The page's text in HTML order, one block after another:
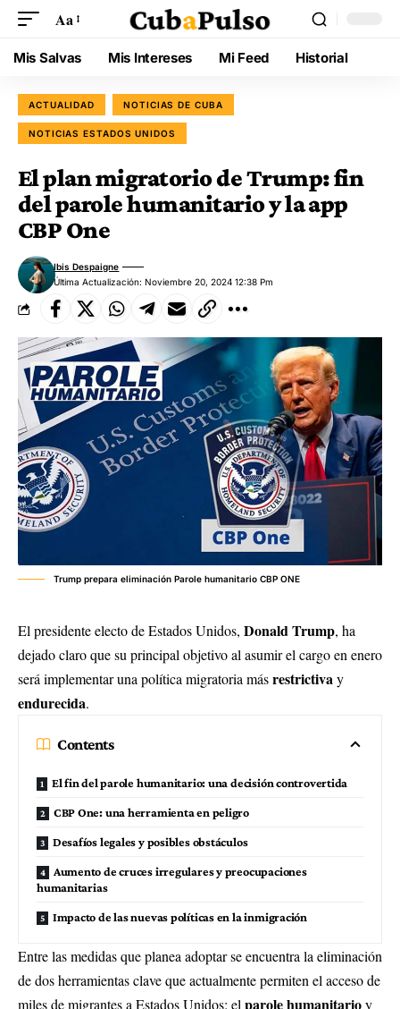
Aa
Mis Salvas Mis Intereses Mi Feed Historial
ACTUALIDAD NOTICIAS DE CUBA
NOTICIAS ESTADOS UNIDOS
El plan migratorio de Trump: fin
del parole humanitario y la app
CBP One
Última Actualización: Noviembre 20, 2024 12:38 Pm
Ibis Despaigne
Trump prepara eliminación Parole humanitario CBP ONE
El presidente electo de Estados Unidos, Donald Trump, ha
dejado claro que su principal objetivo al asumir el cargo en enero
será implementar una política migratoria másrestrictivay
endurecida.
Contents
El fin del parole humanitario: una decisión controvertida
CBP One: una herramienta en peligro
Desafíos legales y posibles obstáculos
Aumento de cruces irregulares y preocupaciones
humanitarias
Impacto de las nuevas políticas en la inmigración
Entre las medidas que planea adoptar se encuentra la eliminación
de dos herramientas clave que actualmente permiten el acceso de
miles de migrantes a Estados Unidos: el parole humanitarioy